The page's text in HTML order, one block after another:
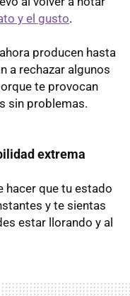
y el gusto.
producen hasta
a rechazar algunos
te provocan
sin problemas.
extrema
hacer que tu estado
y te sientas
estar llorando y al